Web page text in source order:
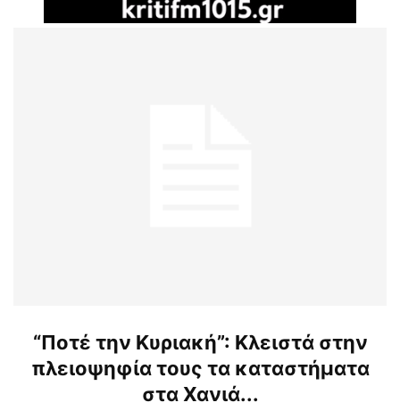
“Ποτέ την Κυριακή”: Κλειστά στην
πλειοψηφία τους τα καταστήματα
στα Χανιά...